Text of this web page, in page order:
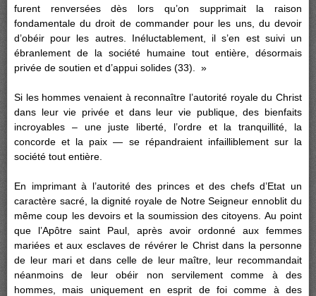
furent renversées dès lors qu’on supprimait la raison
fondamentale du droit de commander pour les uns, du devoir
d’obéir pour les autres. Inéluctablement, il s’en est suivi un
ébranlement de la société humaine tout entière, désormais
privée de soutien et d’appui solides (33). »
Si les hommes venaient à reconnaître l’autorité royale du Christ
dans leur vie privée et dans leur vie publique, des bienfaits
incroyables – une juste liberté, l’ordre et la tranquillité, la
concorde et la paix — se répandraient infailliblement sur la
société tout entière.
En imprimant à l’autorité des princes et des chefs d’Etat un
caractère sacré, la dignité royale de Notre Seigneur ennoblit du
même coup les devoirs et la soumission des citoyens. Au point
que l’Apôtre saint Paul, après avoir ordonné aux femmes
mariées et aux esclaves de révérer le Christ dans la personne
de leur mari et dans celle de leur maître, leur recommandait
néanmoins de leur obéir non servilement comme à des
hommes, mais uniquement en esprit de foi comme à des